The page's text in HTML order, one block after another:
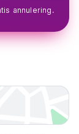
annulering.